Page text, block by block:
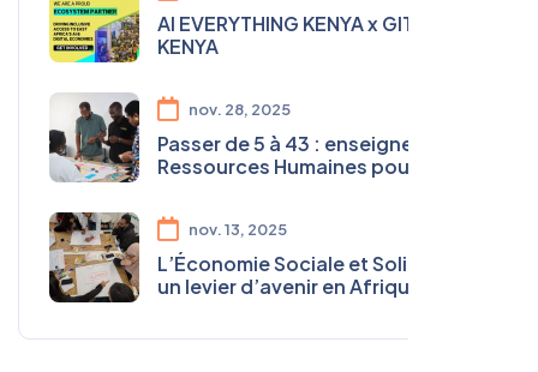
AI EVERYTHING KENYA x GITEX
KENYA
nov. 28, 2025
Passer de 5 à 43 : enseignements
Ressources Humaines pour les
nov. 13, 2025
L’Économie Sociale et Solidaire :
un levier d’avenir en Afrique du